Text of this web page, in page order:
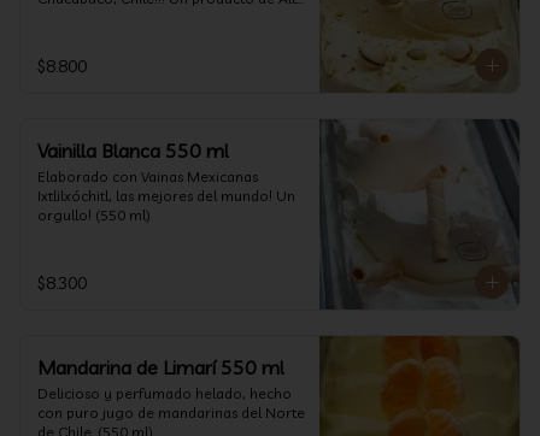
$8.800
Vainilla Blanca 550 ml
Elaborado con Vainas Mexicanas
Ixtlilxóchitl, las mejores del mundo! Un
orgullo! (550 ml)
$8.300
Mandarina de Limarí 550 ml
Delicioso y perfumado helado, hecho
con puro jugo de mandarinas del Norte
de Chile. (550 ml)